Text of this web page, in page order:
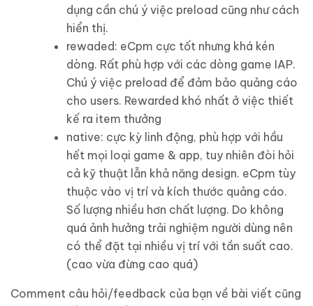
dụng cần chú ý việc preload cũng như cách
hiển thị.
rewaded: eCpm cực tốt nhưng khá kén
dòng. Rất phù hợp với các dòng game IAP.
Chú ý việc preload để đảm bảo quảng cáo
cho users. Rewarded khó nhất ở việc thiết
kế ra item thưởng
native: cực kỳ linh động, phù hợp với hầu
hết mọi loại game & app, tuy nhiên đòi hỏi
cả kỹ thuật lẫn khả năng design. eCpm tùy
thuộc vào vị trí và kích thước quảng cáo.
Số lượng nhiều hơn chất lượng. Do không
quá ảnh hưởng trải nghiệm người dùng nên
có thể đặt tại nhiều vị trí với tần suất cao.
(cao vừa đừng cao quá)
Comment câu hỏi/feedback của bạn về bài viết cũng